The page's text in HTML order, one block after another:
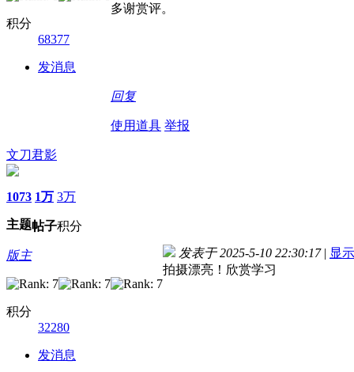
积分
68377
发消息
多谢赏评。
回复
使用道具 举报
文刀君影
1073
主题
1万
帖子
3万
积分
版主
积分
32280
发消息
发表于 2025-5-10 22:30:17 | 显
拍摄漂亮！欣赏学习